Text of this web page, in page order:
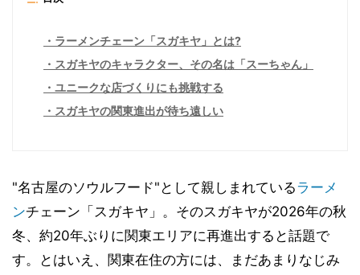
ラーメンチェーン「スガキヤ」とは?
スガキヤのキャラクター、その名は「スーちゃん」
ユニークな店づくりにも挑戦する
スガキヤの関東進出が待ち遠しい
"名古屋のソウルフード"として親しまれているラーメ
ンチェーン「スガキヤ」。そのスガキヤが2026年の秋
冬、約20年ぶりに関東エリアに再進出すると話題で
す。とはいえ、関東在住の方には、まだあまりなじみ